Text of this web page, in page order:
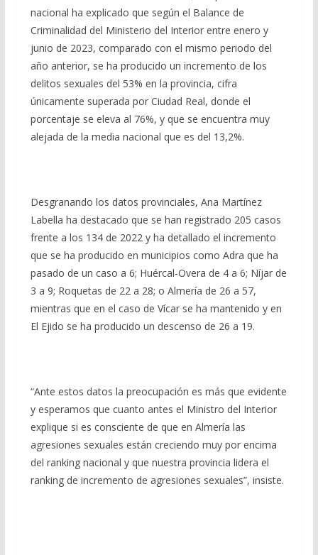
nacional ha explicado que según el Balance de
Criminalidad del Ministerio del Interior entre enero y
junio de 2023, comparado con el mismo periodo del
año anterior, se ha producido un incremento de los
delitos sexuales del 53% en la provincia, cifra
únicamente superada por Ciudad Real, donde el
porcentaje se eleva al 76%, y que se encuentra muy
alejada de la media nacional que es del 13,2%.
Desgranando los datos provinciales, Ana Martínez
Labella ha destacado que se han registrado 205 casos
frente a los 134 de 2022 y ha detallado el incremento
que se ha producido en municipios como Adra que ha
pasado de un caso a 6; Huércal-Overa de 4 a 6; Níjar de
3 a 9; Roquetas de 22 a 28; o Almería de 26 a 57,
mientras que en el caso de Vícar se ha mantenido y en
El Ejido se ha producido un descenso de 26 a 19.
“Ante estos datos la preocupación es más que evidente
y esperamos que cuanto antes el Ministro del Interior
explique si es consciente de que en Almería las
agresiones sexuales están creciendo muy por encima
del ranking nacional y que nuestra provincia lidera el
ranking de incremento de agresiones sexuales”, insiste.